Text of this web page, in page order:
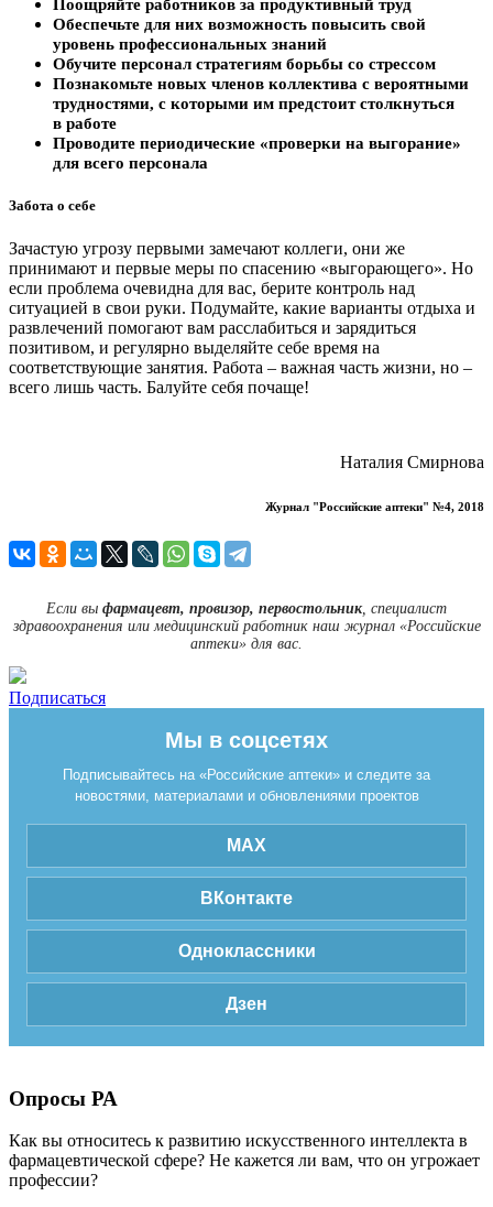
Поощряйте работников за продуктивный труд
Обеспечьте для них возможность повысить свой
уровень профессиональных знаний
Обучите персонал стратегиям борьбы со стрессом
Познакомьте новых членов коллектива с вероятными
трудностями, с которыми им предстоит столкнуться
в работе
Проводите периодические «проверки на выгорание»
для всего персонала
Забота о себе
Зачастую угрозу первыми замечают коллеги, они же
принимают и первые меры по спасению «выгорающего». Но
если проблема очевидна для вас, берите контроль над
ситуацией в свои руки. Подумайте, какие варианты отдыха и
развлечений помогают вам расслабиться и зарядиться
позитивом, и регулярно выделяйте себе время на
соответствующие занятия. Работа – важная часть жизни, но –
всего лишь часть. Балуйте себя почаще!
Наталия Смирнова
Журнал "Российские аптеки" №4, 2018
Если вы фармацевт, провизор, первостольник, специалист
здравоохранения или медицинский работник наш журнал «Российские
аптеки» для вас.
Подписаться
Мы в соцсетях
Подписывайтесь на «Российские аптеки» и следите за
новостями, материалами и обновлениями проектов
MAX
ВКонтакте
Одноклассники
Дзен
Опросы РА
Как вы относитесь к развитию искусственного интеллекта в
фармацевтической сфере? Не кажется ли вам, что он угрожает
профессии?